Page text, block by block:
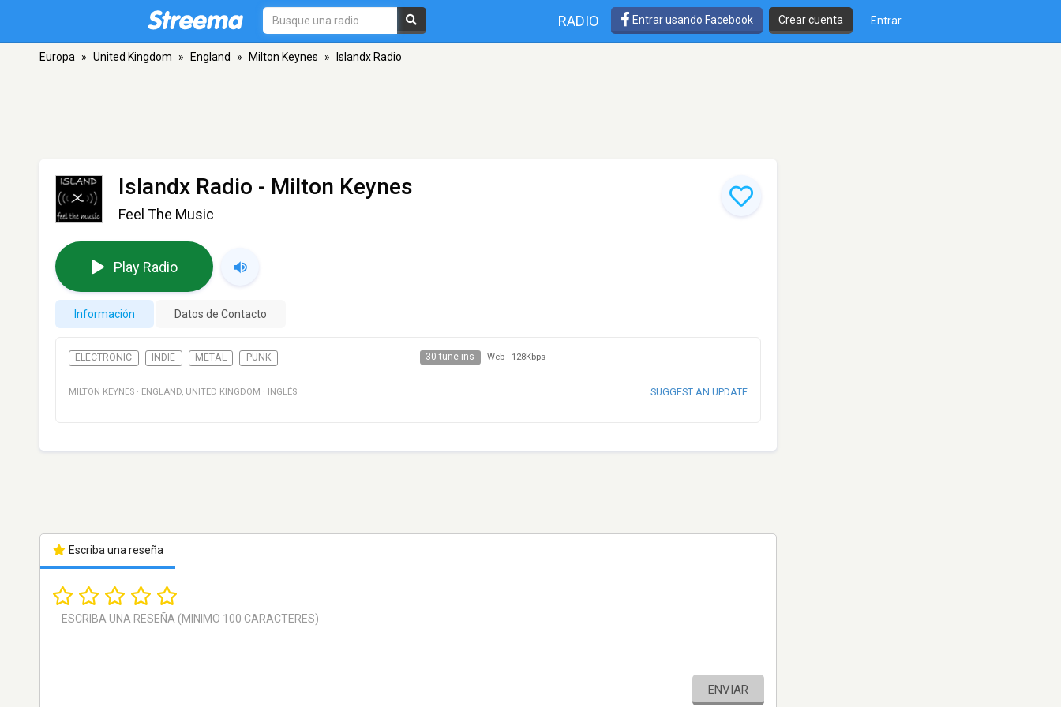
RADIO Entrar usando Facebook Crear cuenta Entrar
Europa » United Kingdom » England » Milton Keynes » Islandx Radio
Islandx Radio - Milton Keynes
Feel The Music
Play Radio
Información Datos de Contacto
ELECTRONIC INDIE METAL PUNK 30 tune ins Web - 128Kbps
MILTON KEYNES · ENGLAND, UNITED KINGDOM · INGLÉS SUGGEST AN UPDATE
Escriba una reseña
ENVIAR